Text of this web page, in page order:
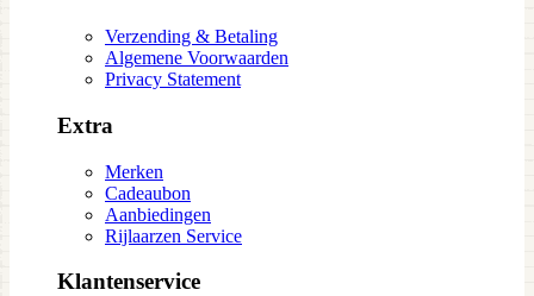
Verzending & Betaling
Algemene Voorwaarden
Privacy Statement
Extra
Merken
Cadeaubon
Aanbiedingen
Rijlaarzen Service
Klantenservice